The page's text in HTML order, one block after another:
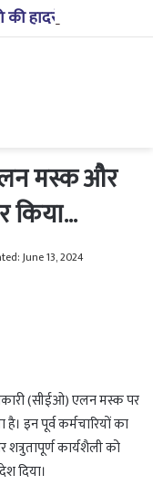
मस्क और
किया…
June 13, 2024
(सीईओ) एलन मस्क पर
इन पूर्व कर्मचारियों का
कार्यशैली को
दिया।